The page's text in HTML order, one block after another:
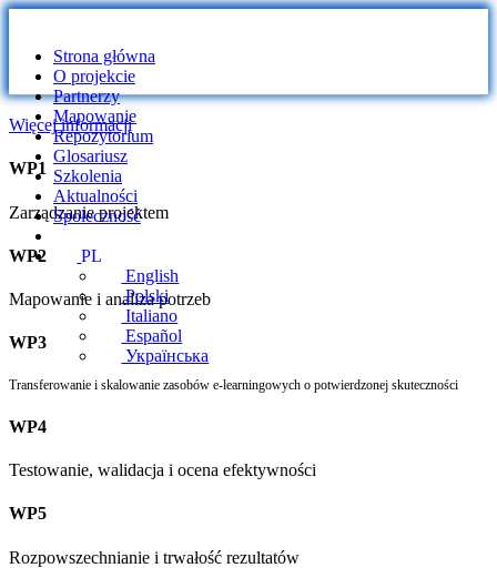
Strona główna
O projekcie
Partnerzy
Mapowanie
Repozytorium
Glosariusz
Szkolenia
Aktualności
Społeczność
PL
English
Polski
Italiano
Español
Українська
Więcej informacji
WP1
Zarządzanie projektem
WP2
Mapowanie i analiza potrzeb
WP3
Transferowanie i skalowanie zasobów e-learningowych o potwierdzonej skuteczności
WP4
Testowanie, walidacja i ocena efektywności
WP5
Rozpowszechnianie i trwałość rezultatów